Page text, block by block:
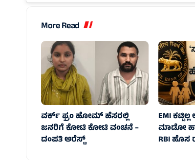
More Read
ವರ್ಕ್ ಫ್ರಂ ಹೋಮ್ ಹೆಸರಲ್ಲಿ
ಜನರಿಗೆ ಕೋಟಿ ಕೋಟಿ ವಂಚನೆ –
ದಂಪತಿ ಅರೆಸ್ಟ್
EMI
ಮಾಡೋ
RBI ಹೊಸ